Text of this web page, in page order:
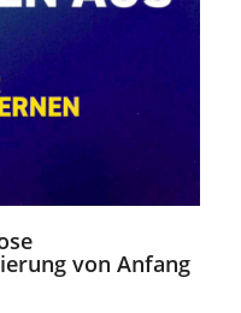
von Anfang